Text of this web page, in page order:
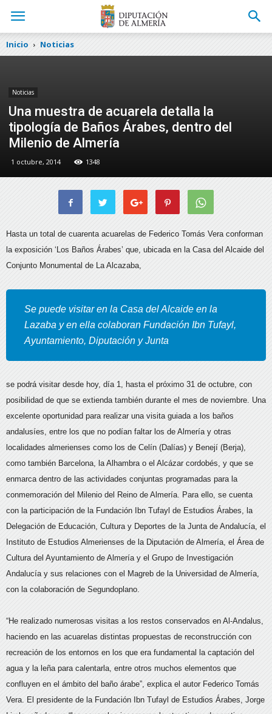
Inicio Noticias
Noticias
Una muestra de acuarela detalla la
tipología de Baños Árabes, dentro del
Milenio de Almería
1 octubre, 2014 1348
Hasta un total de cuarenta acuarelas de Federico Tomás Vera conforman
la exposición ‘Los Baños Árabes’ que, ubicada en la Casa del Alcaide del
Conjunto Monumental de La Alcazaba,
Se puede visitar en la Casa del Alcaide en la
Lazaba y en ella colaboran Fundación Ibn Tufayl,
Ayuntamiento, Diputación y Junta
se podrá visitar desde hoy, día 1, hasta el próximo 31 de octubre, con
posibilidad de que se extienda también durante el mes de noviembre. Una
excelente oportunidad para realizar una visita guiada a los baños
andalusíes, entre los que no podían faltar los de Almería y otras
localidades almerienses como los de Celín (Dalías) y Benejí (Berja),
como también Barcelona, la Alhambra o el Alcázar cordobés, y que se
enmarca dentro de las actividades conjuntas programadas para la
conmemoración del Milenio del Reino de Almería. Para ello, se cuenta
con la participación de la Fundación Ibn Tufayl de Estudios Árabes, la
Delegación de Educación, Cultura y Deportes de la Junta de Andalucía, el
Instituto de Estudios Almerienses de la Diputación de Almería, el Área de
Cultura del Ayuntamiento de Almería y el Grupo de Investigación
Andalucía y sus relaciones con el Magreb de la Universidad de Almería,
con la colaboración de Segundoplano.
“He realizado numerosas visitas a los restos conservados en Al-Andalus,
haciendo en las acuarelas distintas propuestas de reconstrucción con
recreación de los entornos en los que era fundamental la captación del
agua y la leña para calentarla, entre otros muchos elementos que
confluyen en el ámbito del baño árabe”, explica el autor Federico Tomás
Vera. El presidente de la Fundación Ibn Tufayl de Estudios Árabes, Jorge